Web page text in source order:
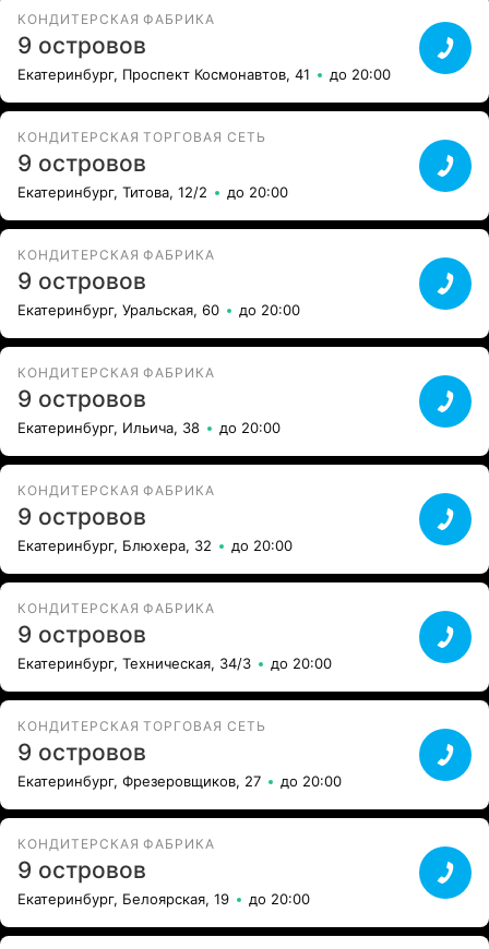
КОНДИТЕРСКАЯ ФАБРИКА
9 островов
Екатеринбург, Проспект Космонавтов, 41 до 20:00
КОНДИТЕРСКАЯ ТОРГОВАЯ СЕТЬ
9 островов
Екатеринбург, Титова, 12/2 до 20:00
КОНДИТЕРСКАЯ ФАБРИКА
9 островов
Екатеринбург, Уральская, 60 до 20:00
КОНДИТЕРСКАЯ ФАБРИКА
9 островов
Екатеринбург, Ильича, 38 до 20:00
КОНДИТЕРСКАЯ ФАБРИКА
9 островов
Екатеринбург, Блюхера, 32 до 20:00
КОНДИТЕРСКАЯ ФАБРИКА
9 островов
Екатеринбург, Техническая, 34/3 до 20:00
КОНДИТЕРСКАЯ ТОРГОВАЯ СЕТЬ
9 островов
Екатеринбург, Фрезеровщиков, 27 до 20:00
КОНДИТЕРСКАЯ ФАБРИКА
9 островов
Екатеринбург, Белоярская, 19 до 20:00